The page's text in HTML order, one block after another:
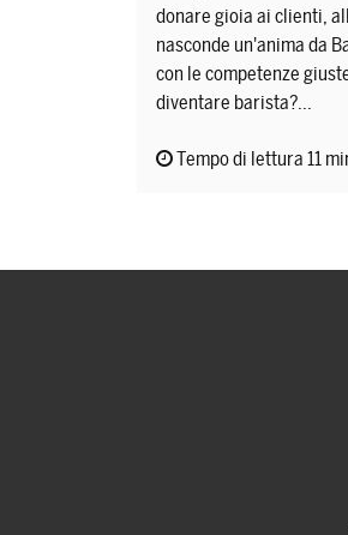
donare gioia ai clienti,
nasconde un'anima da
con le competenze
diventare barista?...
Tempo di lettura 11